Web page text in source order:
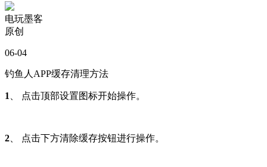
电玩墨客
原创
06-04
钓鱼人APP缓存清理方法
1 、 点击顶部设置图标开始操作。
2 、 点击下方清除缓存按钮进行操作。